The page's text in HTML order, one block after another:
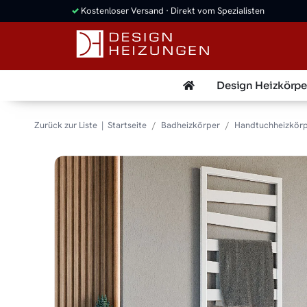
✓ Kostenloser Versand · Direkt vom Spezialisten
Design
Zurück zur Liste Startseite Badheizkörper